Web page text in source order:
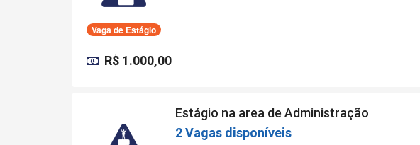
Vaga de Estágio
R$ 1.000,00
Estágio na area de Administração
2 Vagas disponíveis